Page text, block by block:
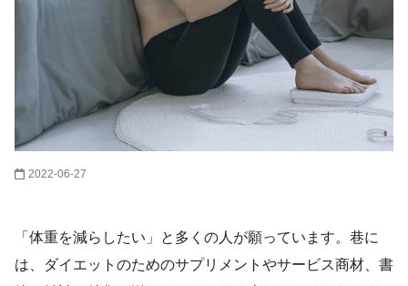
2022-06-27
「体重を減らしたい」と多くの人が願っています。巷に
は、ダイエットのためのサプリメントやサービス商材、書